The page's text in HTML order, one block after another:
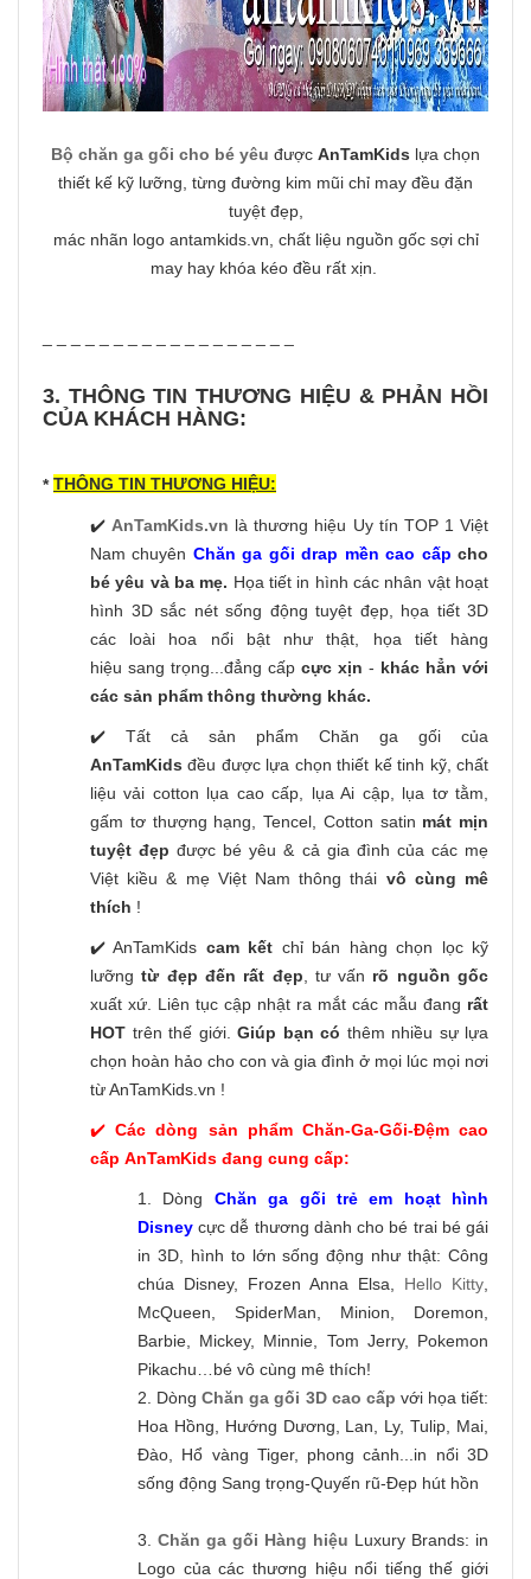
Bộ chăn ga gối cho bé yêu được AnTamKids lựa chọn
thiết kế kỹ lưỡng, từng đường kim mũi chỉ may đều đặn
tuyệt đẹp,
mác nhãn logo antamkids.vn, chất liệu nguồn gốc sợi chỉ
may hay khóa kéo đều rất xịn.
3. THÔNG TIN THƯƠNG HIỆU & PHẢN HỒI
CỦA KHÁCH HÀNG:
*THÔNG TIN THƯƠNG HIỆU:
✔️ AnTamKids.vn là thương hiệu Uy tín TOP 1 Việt
Nam chuyên Chăn ga gối drap mền cao cấp cho
bé yêu và ba mẹ. Họa tiết in hình các nhân vật hoạt
hình 3D sắc nét sống động tuyệt đẹp, họa tiết 3D
các loài hoa nổi bật như thật, họa tiết hàng
hiệu sang trọng...đẳng cấp cực xịn - khác hẳn với
các sản phẩm thông thường khác.
✔️ Tất cả sản phẩm Chăn ga gối của
AnTamKids đều được lựa chọn thiết kế tinh kỹ, chất
liệu vải cotton lụa cao cấp, lụa Ai cập, lụa tơ tằm,
gấm tơ thượng hạng, Tencel, Cotton satin mát mịn
tuyệt đẹp được bé yêu & cả gia đình của các mẹ
Việt kiều & mẹ Việt Nam thông thái vô cùng mê
thích !
✔️ AnTamKids cam kết chỉ bán hàng chọn lọc kỹ
lưỡngtừ đẹp đến rất đẹp , tư vấn rõ nguồn gốc
xuất xứ. Liên tục cập nhật ra mắt các mẫu đang rất
HOT trên thế giới. Giúp bạn có thêm nhiều sự lựa
chọn hoàn hảo cho con và gia đình ở mọi lúc mọi nơi
từ AnTamKids.vn !
✔️Các dòng sản phẩm Chăn-Ga-Gối-Đệm cao
cấp AnTamKids đang cung cấp:
1. Dòng Chăn ga gối trẻ em hoạt hình
Disney cực dễ thương dành cho bé trai bé gái
in 3D, hình to lớn sống động như thật: Công
chúa Disney, Frozen Anna Elsa, Hello Kitty
McQueen, SpiderMan, Minion, Doremon,
Barbie, Mickey, Minnie, Tom Jerry, Pokemon
Pikachu…bé vô cùng mê thích!
2. DòngChăn ga gối 3D cao cấp với họa tiết:
Hoa Hồng, Hướng Dương, Lan, Ly, Tulip, Mai,
Đào, Hổ vàng Tiger, phong cảnh...in nổi 3D
sống động Sang trọng-Quyến rũ-Đẹp hút hồn
3. Chăn ga gối Hàng hiệu Luxury Brands: in
Logo của các thương hiệu nổi tiếng thế giới